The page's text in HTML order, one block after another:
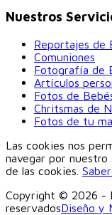
Nuestros
Reportajes de
Comuniones
Fotografía de
Artículos
Fotos de
Chritsmas de
Fotos de tu
Las cookies nos
navegar por
de las cookies.
Copyright © 2026 -
reservadosDiseño y